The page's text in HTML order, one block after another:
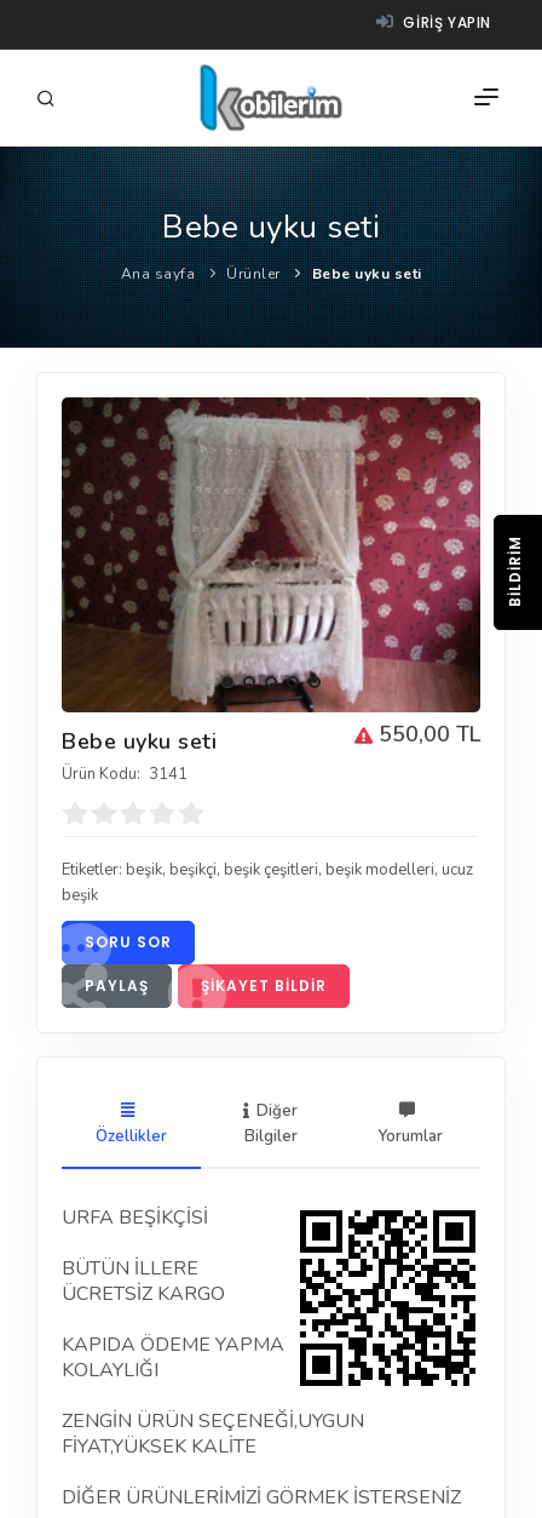
GIRIŞ YAPIN
FIRMALAR
ÜRÜNLER
NASIL ÇALIŞIR?
YARDIM
Bebe uyku seti
Ana sayfa Ürünler Bebe uyku seti
550,00 TL
Bebe uyku seti
Ürün Kodu: 3141
Etiketler: beşik, beşikçi, beşik çeşitleri, beşik modelleri, ucuz
beşik
SORU SOR
PAYLAŞ ŞIKAYET BILDIR
Özellikler
Diğer
Bilgiler
Yorumlar
URFA BEŞİKÇİSİ
BÜTÜN İLLERE
ÜCRETSİZ KARGO
KAPIDA ÖDEME YAPMA
KOLAYLIĞI
ZENGİN ÜRÜN SEÇENEĞİ,UYGUN
FİYAT,YÜKSEK KALİTE
DİĞER ÜRÜNLERİMİZİ GÖRMEK İSTERSENİZ
BILDIRIM